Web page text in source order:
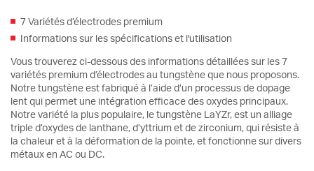
7 Variétés d’électrodes premium
Informations sur les spécifications et l'utilisation
Vous trouverez ci-dessous des informations détaillées sur les 7
variétés premium d’électrodes au tungstène que nous proposons.
Notre tungstène est fabriqué à l’aide d’un processus de dopage
lent qui permet une intégration efficace des oxydes principaux.
Notre variété la plus populaire, le tungstène LaYZr, est un alliage
triple d’oxydes de lanthane, d’yttrium et de zirconium, qui résiste à
la chaleur et à la déformation de la pointe, et fonctionne sur divers
métaux en AC ou DC.